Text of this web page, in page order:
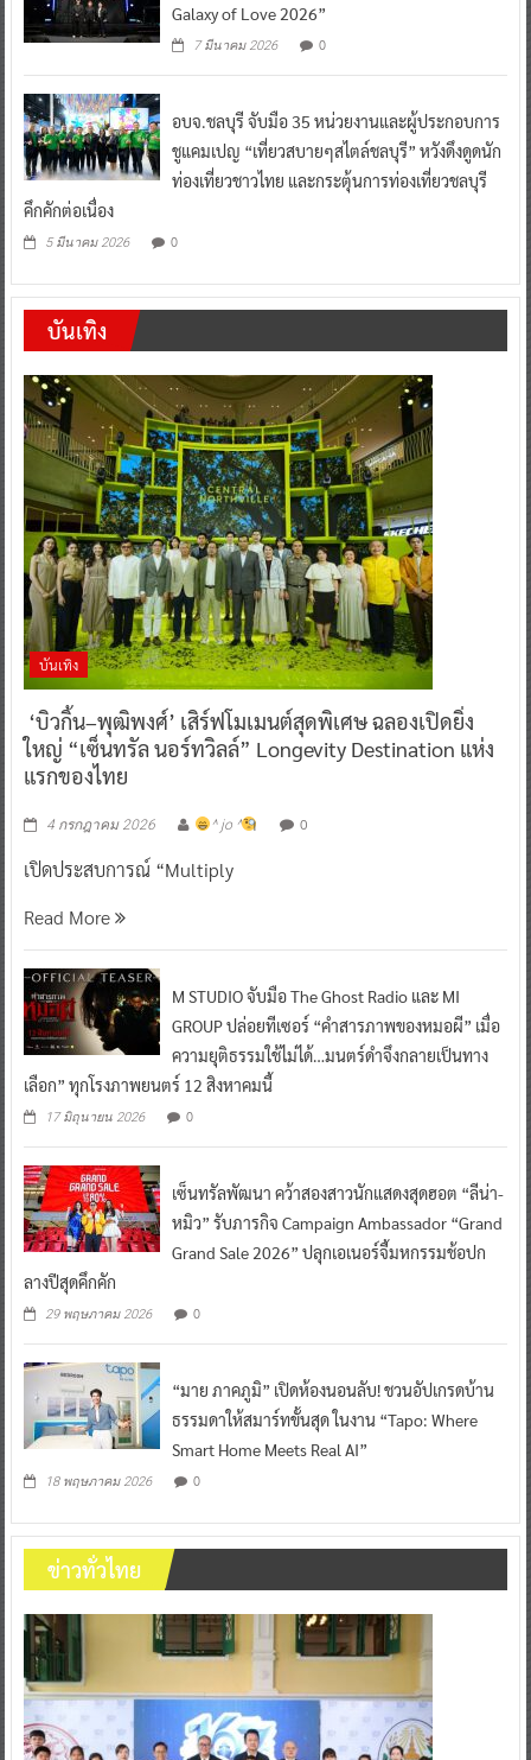
Galaxy of Love 2026”
7 มีนาคม 2026 0
อบจ.ชลบุรี จับมือ 35 หน่วยงานและผู้ประกอบการ
ชูแคมเปญ “เที่ยวสบายๆสไตล์ชลบุรี” หวังดึงดูดนัก
ท่องเที่ยวชาวไทย และกระตุ้นการท่องเที่ยวชลบุรี
คึกคักต่อเนื่อง
5 มีนาคม 2026 0
บันเทิง
บันเทิง
‘บิวกิ้น–พุฒิพงศ์’ เสิร์ฟโมเมนต์สุดพิเศษ ฉลองเปิดยิ่ง
ใหญ่ “เซ็นทรัล นอร์ทวิลล์” Longevity Destination แห่ง
แรกของไทย
4 กรกฎาคม 2026 ^ jo ^ 0
เปิดประสบการณ์ “Multiply
Read More
M STUDIO จับมือ The Ghost Radio และ MI
GROUP ปล่อยทีเซอร์ “คำสารภาพของหมอผี” เมื่อ
ความยุติธรรมใช้ไม่ได้…มนตร์ดำจึงกลายเป็นทาง
เลือก” ทุกโรงภาพยนตร์ 12 สิงหาคมนี้
17 มิถุนายน 2026 0
เซ็นทรัลพัฒนา คว้าสองสาวนักแสดงสุดฮอต “ลีน่า-
หมิว” รับภารกิจ Campaign Ambassador “Grand
Grand Sale 2026” ปลุกเอเนอร์จี้มหกรรมช้อปก
ลางปีสุดคึกคัก
29 พฤษภาคม 2026 0
“มาย ภาคภูมิ” เปิดห้องนอนลับ! ชวนอัปเกรดบ้าน
ธรรมดาให้สมาร์ทขั้นสุด ในงาน “Tapo: Where
Smart Home Meets Real AI”
18 พฤษภาคม 2026 0
ข่าวทั่วไทย